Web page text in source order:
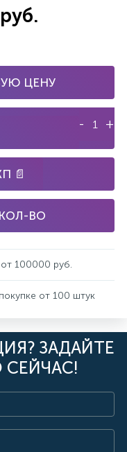
ЦЕНУ
- +
📄
ВО
от 100000 руб.
от 100 штук
ЗАДАЙТЕ